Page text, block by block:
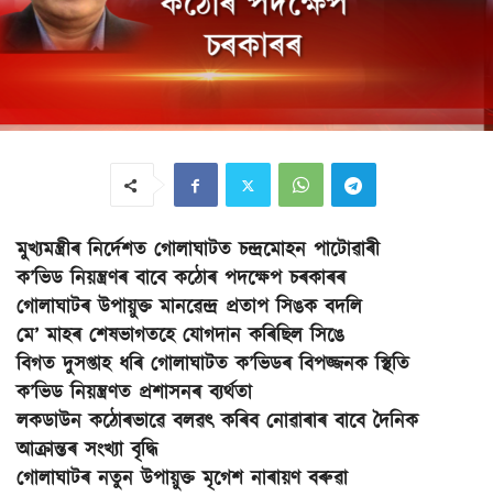
মুখ্যমন্ত্ৰীৰ নিৰ্দেশত গোলাঘাটত চন্দ্ৰমোহন পাটোৱাৰী
ক’ভিড নিয়ন্ত্ৰণৰ বাবে কঠোৰ পদক্ষেপ চৰকাৰৰ
গোলাঘাটৰ উপায়ুক্ত মানৱেন্দ্ৰ প্ৰতাপ সিঙক বদলি
মে’ মাহৰ শেষভাগতহে যোগদান কৰিছিল সিঙে
বিগত দুসপ্তাহ ধৰি গোলাঘাটত ক’ভিডৰ বিপজ্জনক স্থিতি
ক’ভিড নিয়ন্ত্ৰণত প্ৰশাসনৰ ব্যৰ্থতা
লকডাউন কঠোৰভাৱে বলৱৎ কৰিব নোৱাৰাৰ বাবে দৈনিক
আক্ৰান্তৰ সংখ্যা বৃদ্ধি
গোলাঘাটৰ নতুন উপায়ুক্ত মৃগেশ নাৰায়ণ বৰুৱা